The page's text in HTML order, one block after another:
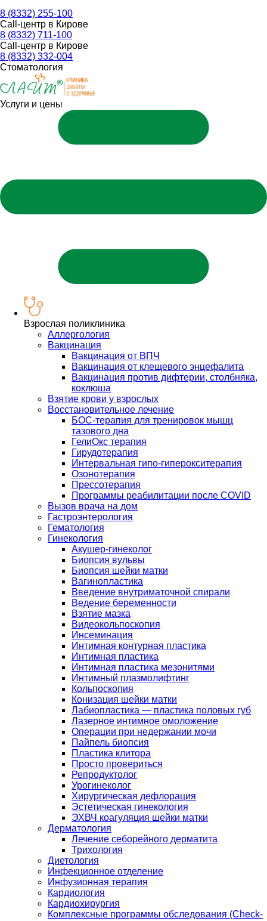
8 (8332) 255-100
Call-центр в Кирове
8 (8332) 711-100
Call-центр в Кирове
8 (8332) 332-004
Стоматология
Услуги и цены
Взрослая поликлиника
Аллергология
Вакцинация
Вакцинация от ВПЧ
Вакцинация от клещевого энцефалита
Вакцинация против дифтерии, столбняка,
коклюша
Взятие крови у взрослых
Восстановительное лечение
БОС-терапия для тренировок мышц
тазового дна
ГелиОкс терапия
Гирудотерапия
Интервальная гипо-гиперокситерапия
Озонотерапия
Прессотерапия
Программы реабилитации после СOVID
Вызов врача на дом
Гастроэнтерология
Гематология
Гинекология
Акушер-гинеколог
Биопсия вульвы
Биопсия шейки матки
Вагинопластика
Введение внутриматочной спирали
Ведение беременности
Взятие мазка
Видеокольпоскопия
Инсеминация
Интимная контурная пластика
Интимная пластика
Интимная пластика мезонитями
Интимный плазмолифтинг
Кольпоскопия
Конизация шейки матки
Лабиопластика — пластика половых губ
Лазерное интимное омоложение
Операции при недержании мочи
Пайпель биопсия
Пластика клитора
Просто провериться
Репродуктолог
Урогинеколог
Хирургическая дефлорация
Эстетическая гинекология
ЭХВЧ коагуляция шейки матки
Дерматология
Лечение себорейного дерматита
Трихология
Диетология
Инфекционное отделение
Инфузионная терапия
Кардиология
Кардиохирургия
Комплексные программы обследования (Check-